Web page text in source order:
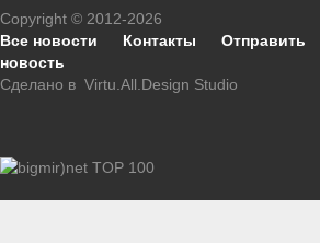
Copyright © 2012-2026
Все новости
Контакты
Отправить
новость
Сделано в Virtu.All.Design Studio